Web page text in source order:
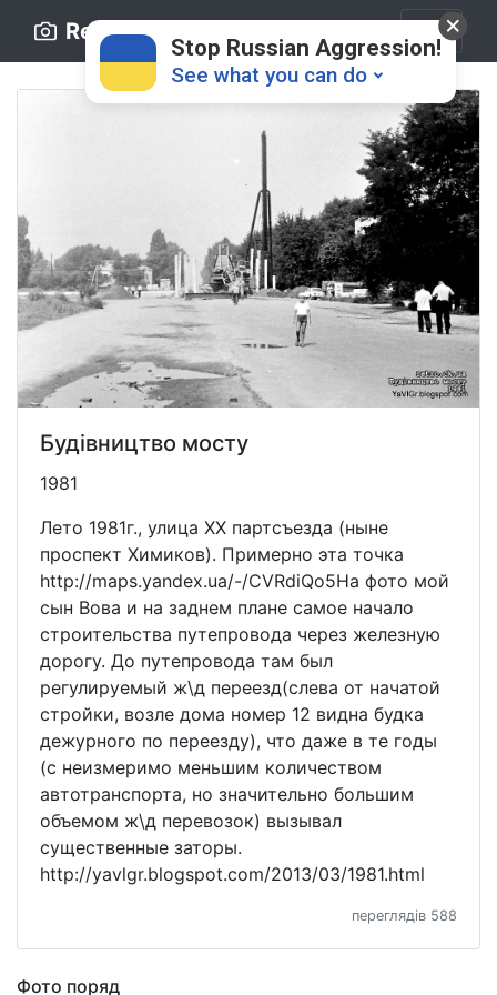
Retro.ck.ua
Будівництво мосту
1981
Лето 1981г., улица ХХ партсъезда (ныне
проспект Химиков). Примерно эта точка
http://maps.yandex.ua/-/CVRdiQo5На фото мой
сын Вова и на заднем плане самое начало
строительства путепровода через железную
дорогу. До путепровода там был
регулируемый ж\д переезд(слева от начатой
стройки, возле дома номер 12 видна будка
дежурного по переезду), что даже в те годы
(с неизмеримо меньшим количеством
автотранспорта, но значительно большим
объемом ж\д перевозок) вызывал
существенные заторы.
http://yavlgr.blogspot.com/2013/03/1981.html
переглядів 588
Фото поряд
Stop Russian Aggression!
See what you can do
Donate 💸
Support Ukraine ❤
Share this widget